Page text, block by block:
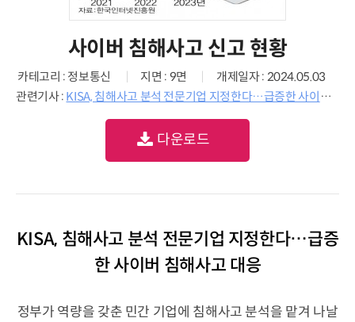
사이버 침해사고 신고 현황
카테고리 : 정보통신 지면 : 9면
개제일자 : 2024.05.03
관련기사 : KISA, 침해사고 분석 전문기업 지정한다…급증한 사이버 침해사고 대응
다운로드
KISA, 침해사고 분석 전문기업 지정한다…급증
한 사이버 침해사고 대응
정부가 역량을 갖춘 민간 기업에 침해사고 분석을 맡겨 나날